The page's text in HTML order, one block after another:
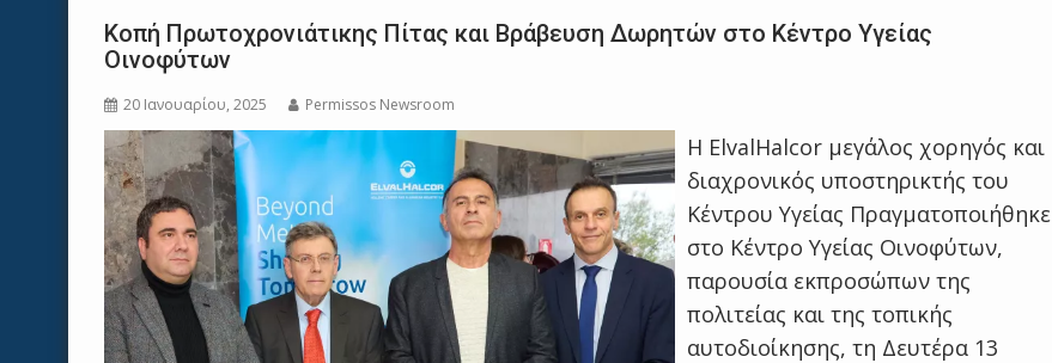
Κοπή Πρωτοχρονιάτικης Πίτας και Βράβευση Δωρητών στο Κέντρο Υγείας
Οινοφύτων
20 Ιανουαρίου, 2025 Permissos Newsroom
H ElvalHalcor μεγάλος χορηγός και
διαχρονικός υποστηρικτής του
Κέντρου Υγείας Πραγματοποιήθηκε
στο Κέντρο Υγείας Οινοφύτων,
παρουσία εκπροσώπων της
πολιτείας και της τοπικής
αυτοδιοίκησης, τη Δευτέρα 13